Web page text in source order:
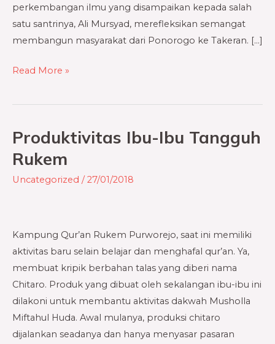
perkembangan ilmu yang disampaikan kepada salah
satu santrinya, Ali Mursyad, merefleksikan semangat
membangun masyarakat dari Ponorogo ke Takeran. […]
Read More »
Produktivitas Ibu-Ibu Tangguh
Rukem
Uncategorized /27/01/2018
Kampung Qur’an Rukem Purworejo, saat ini memiliki
aktivitas baru selain belajar dan menghafal qur’an. Ya,
membuat kripik berbahan talas yang diberi nama
Chitaro. Produk yang dibuat oleh sekalangan ibu-ibu ini
dilakoni untuk membantu aktivitas dakwah Musholla
Miftahul Huda. Awal mulanya, produksi chitaro
dijalankan seadanya dan hanya menyasar pasaran
Produktivitas
Ibu-
Ibu
Tangguh